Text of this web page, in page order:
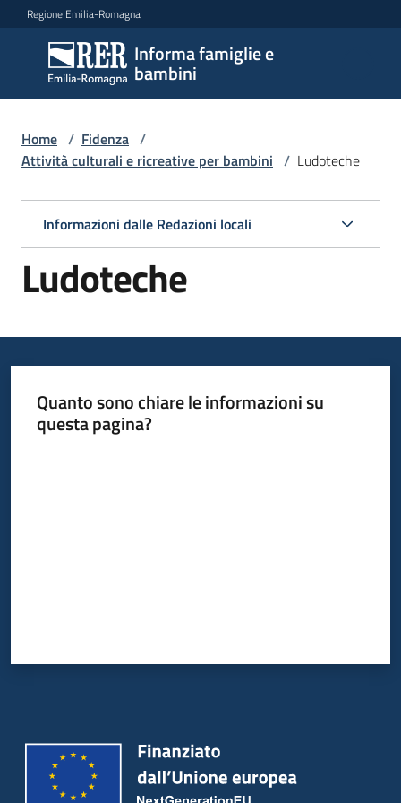
Vai al contenuto
Vai alla navigazione
Vai al footer
Regione Emilia-Romagna
Informa famiglie e
bambini
Informa
famiglie
e
bambini
Argomenti
Servizi
le
famiglie
Home / Fidenza /
Attività culturali e ricreative per bambini / Ludoteche
Informazioni dalle Redazioni locali
Ludoteche
Quanto sono chiare le informazioni su
questa pagina?